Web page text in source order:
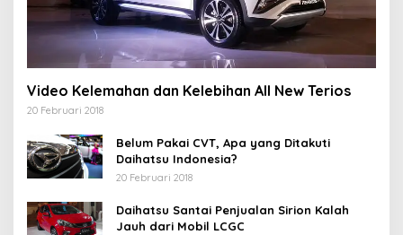
Video Kelemahan dan Kelebihan All New Terios
20 Februari 2018
Belum Pakai CVT, Apa yang Ditakuti
Daihatsu Indonesia?
20 Februari 2018
Daihatsu Santai Penjualan Sirion Kalah
Jauh dari Mobil LCGC